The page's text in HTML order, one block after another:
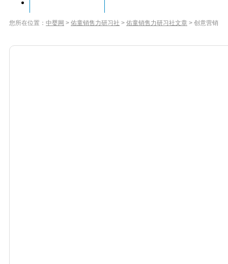
您所在位置： 中婴网 > 佑童销售力研习社 > 佑童销售力研习社文章 > 创意营销